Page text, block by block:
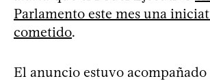
Parlamento este mes una
cometido.
El anuncio estuvo acompañado